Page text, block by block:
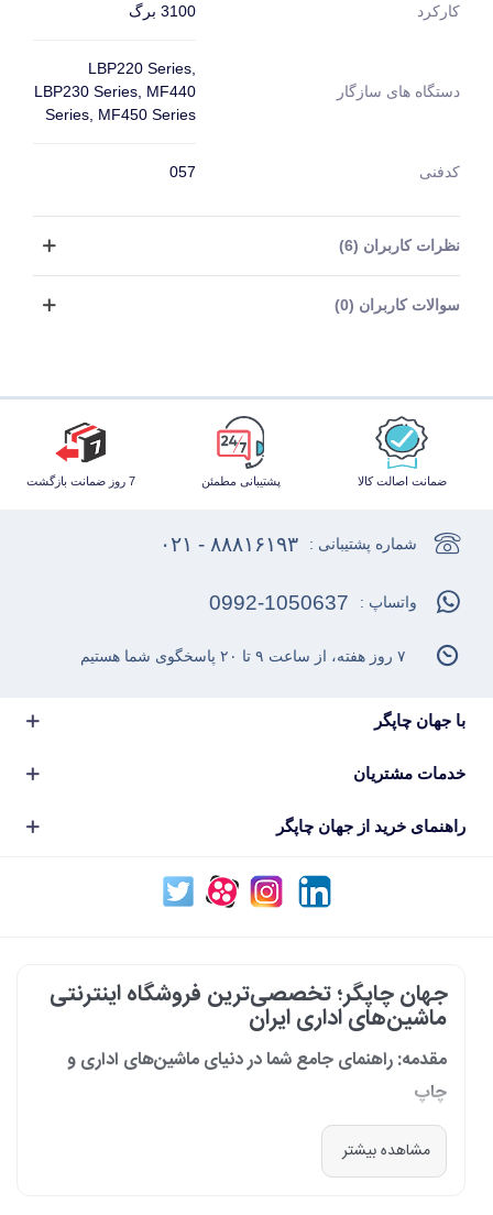
کارکرد 3100 برگ
دستگاه های سازگار
LBP220 Series,
LBP230 Series, MF440
Series, MF450 Series
کدفنی 057
نظرات کاربران (6)
سوالات کاربران (0)
ضمانت اصالت کالا پشتیبانی مطمئن 7 روز ضمانت بازگشت
با جهان چاپگر
خدمات مشتریان
راهنمای خرید از جهان چاپگر
شماره پشتیبانی : ۸۸۸۱۶۱۹۳ - ۰۲۱
واتساپ : 0992-1050637
۷ روز هفته، از ساعت ۹ تا ۲۰ پاسخگوی شما هستیم
جهان چاپگر؛ تخصصی‌ترین فروشگاه اینترنتی
ماشین‌های اداری ایران
مقدمه: راهنمای جامع شما در دنیای ماشین‌های اداری و
چاپ
در دنیای پرشتاب امروز که کسب‌وکارها و سازمان‌ها برای افزایش بهره‌وری خود به
فناوری‌های نوین وابسته‌اند، دسترسی به ابزارهای کارآمد و قابل اعتماد یک
مشاهده بیشتر